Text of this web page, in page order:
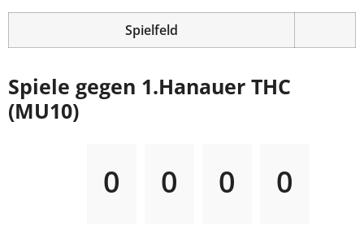
Spielfeld
Spiele gegen 1.Hanauer THC
(MU10)
0 0 0 0